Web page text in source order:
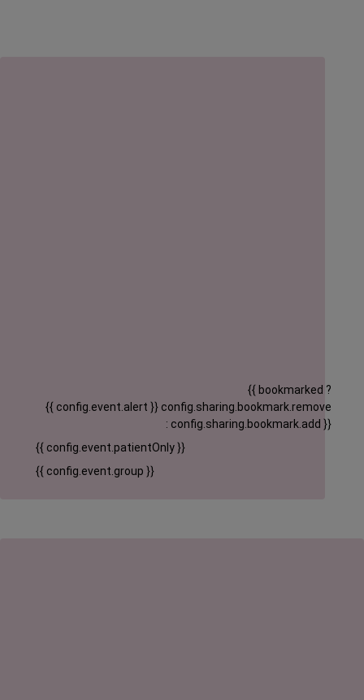
{{ config.event.alert }}
{{ bookmarked ?
config.sharing.bookmark.remove
: config.sharing.bookmark.add }}
{{ config.event.patientOnly }}
{{ config.event.group }}